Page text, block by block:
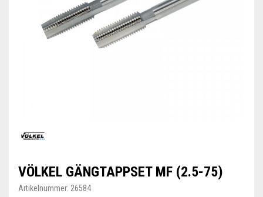
VÖLKEL GÄNGTAPPSET MF (2.5-75)
Artikelnummer: 26584